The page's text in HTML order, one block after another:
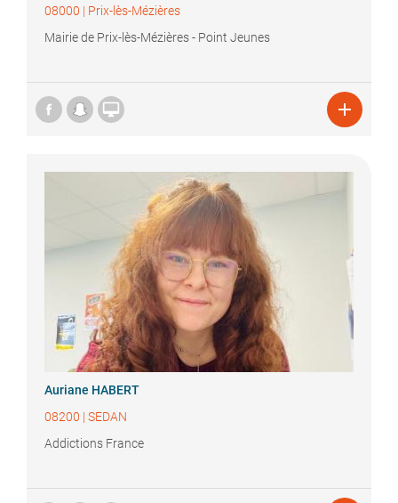
08000 | Prix-lès-Mézières
Mairie de Prix-lès-Mézières - Point Jeunes
 
Auriane HABERT
08200 | SEDAN
Addictions France